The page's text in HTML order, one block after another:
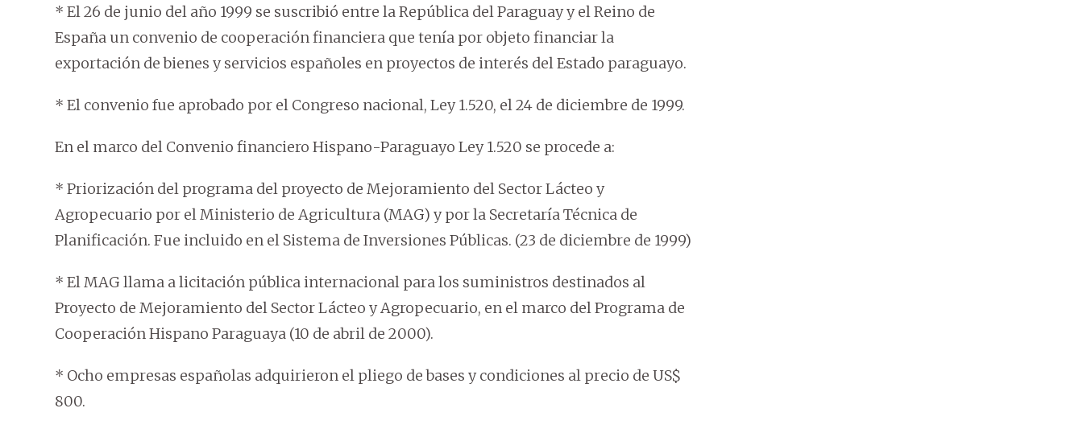
* El 26 de junio del año 1999 se suscribió entre la República del Paraguay y el Reino de
España un convenio de cooperación financiera que tenía por objeto financiar la
exportación de bienes y servicios españoles en proyectos de interés del Estado paraguayo.
* El convenio fue aprobado por el Congreso nacional, Ley 1.520, el 24 de diciembre de 1999.
En el marco del Convenio financiero Hispano-Paraguayo Ley 1.520 se procede a:
* Priorización del programa del proyecto de Mejoramiento del Sector Lácteo y
Agropecuario por el Ministerio de Agricultura (MAG) y por la Secretaría Técnica de
Planificación. Fue incluido en el Sistema de Inversiones Públicas. (23 de diciembre de 1999)
* El MAG llama a licitación pública internacional para los suministros destinados al
Proyecto de Mejoramiento del Sector Lácteo y Agropecuario, en el marco del Programa de
Cooperación Hispano Paraguaya (10 de abril de 2000).
* Ocho empresas españolas adquirieron el pliego de bases y condiciones al precio de US$
800.